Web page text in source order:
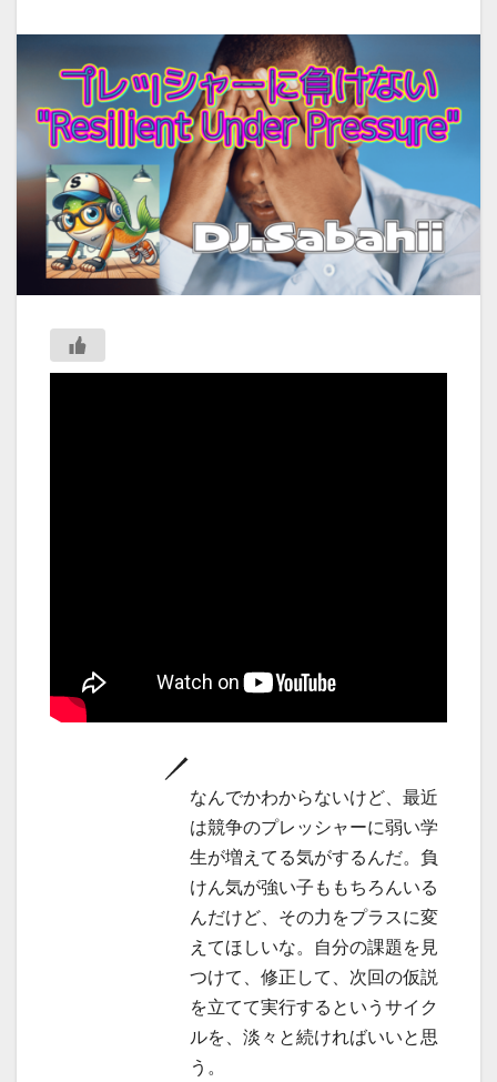
なんでかわからないけど、最近
は競争のプレッシャーに弱い学
生が増えてる気がするんだ。負
けん気が強い子ももちろんいる
んだけど、その力をプラスに変
えてほしいな。自分の課題を見
つけて、修正して、次回の仮説
を立てて実行するというサイク
ルを、淡々と続ければいいと思
う。